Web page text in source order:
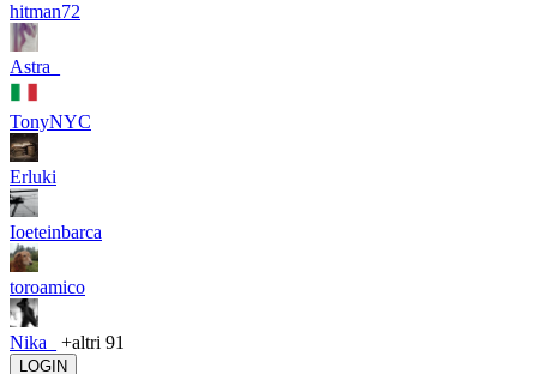
hitman72
Astra_
TonyNYC
Erluki
Ioeteinbarca
toroamico
Nika_ +altri 91
LOGIN